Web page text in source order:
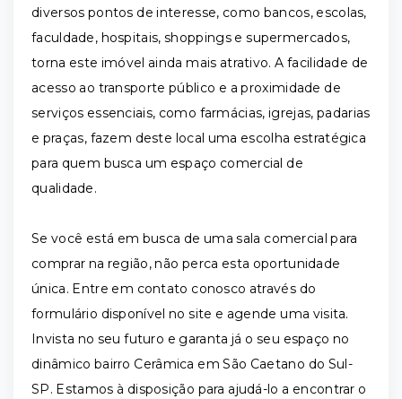
diversos pontos de interesse, como bancos, escolas,
faculdade, hospitais, shoppings e supermercados,
torna este imóvel ainda mais atrativo. A facilidade de
acesso ao transporte público e a proximidade de
serviços essenciais, como farmácias, igrejas, padarias
e praças, fazem deste local uma escolha estratégica
para quem busca um espaço comercial de
qualidade.
Se você está em busca de uma sala comercial para
comprar na região, não perca esta oportunidade
única. Entre em contato conosco através do
formulário disponível no site e agende uma visita.
Invista no seu futuro e garanta já o seu espaço no
dinâmico bairro Cerâmica em São Caetano do Sul-
SP. Estamos à disposição para ajudá-lo a encontrar o